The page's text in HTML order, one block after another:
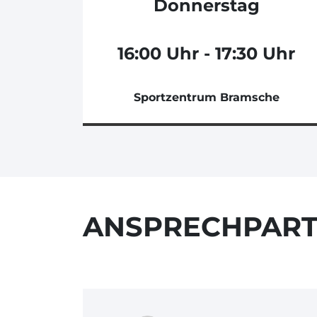
Donnerstag
16:00 Uhr - 17:30 Uhr
Sportzentrum Bramsche